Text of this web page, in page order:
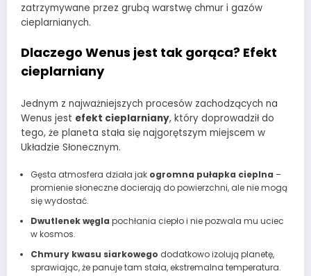
zatrzymywane przez grubą warstwę chmur i gazów
cieplarnianych.
Dlaczego Wenus jest tak gorąca? Efekt
cieplarniany
Jednym z najważniejszych procesów zachodzących na
Wenus jest efekt cieplarniany, który doprowadził do
tego, że planeta stała się najgorętszym miejscem w
Układzie Słonecznym.
Gęsta atmosfera działa jak ogromna pułapka cieplna –
promienie słoneczne docierają do powierzchni, ale nie mogą
się wydostać.
Dwutlenek węgla pochłania ciepło i nie pozwala mu uciec
w kosmos.
Chmury kwasu siarkowego dodatkowo izolują planetę,
sprawiając, że panuje tam stała, ekstremalna temperatura.